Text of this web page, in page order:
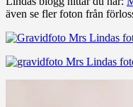
även se fler foton från